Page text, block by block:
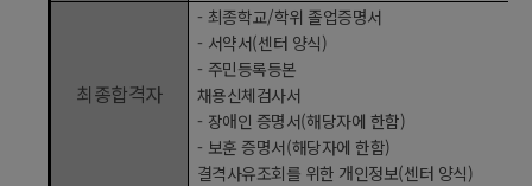
최종합격자
- 최종학교/학위 졸업증명서
- 서약서(센터 양식)
- 주민등록등본
채용신체검사서
- 장애인 증명서(해당자에 한함)
- 보훈 증명서(해당자에 한함)
결격사유조회를 위한 개인정보(센터 양식)